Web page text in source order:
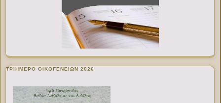
ΤΡΙΗΜΕΡΟ ΟΙΚΟΓΕΝΕΙΩΝ 2026